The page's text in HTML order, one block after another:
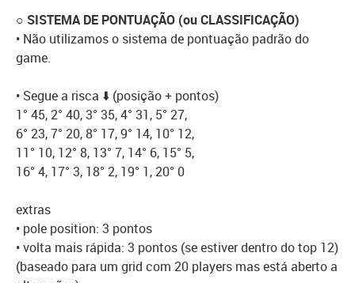
○ SISTEMA DE PONTUAÇÃO (ou CLASSIFICAÇÃO)
• Não utilizamos o sistema de pontuação padrão do
game.
• Segue a risca ⬇️ (posição + pontos)
1° 45, 2° 40, 3° 35, 4° 31, 5° 27,
6° 23, 7° 20, 8° 17, 9° 14, 10° 12,
11° 10, 12° 8, 13° 7, 14° 6, 15° 5,
16° 4, 17° 3, 18° 2, 19° 1, 20° 0
extras
• pole position: 3 pontos
• volta mais rápida: 3 pontos (se estiver dentro do top 12)
(baseado para um grid com 20 players mas está aberto a